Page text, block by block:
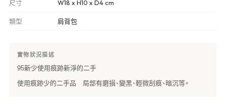
尺寸 W18 x H10 x D4 cm
類型 肩背包
實物狀況描述
95新少使用痕跡新淨的二手
使用痕跡少的二手品 局部有磨損、變黑、輕微刮痕、暗沉等。